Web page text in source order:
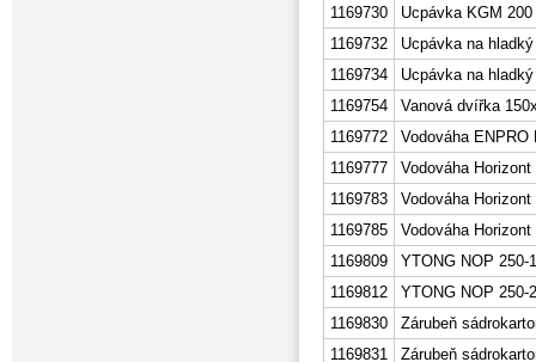
1169730
Ucpávka KGM 200
1169732
Ucpávka na
1169734
Ucpávka na
1169754
Vanová dvířka
1169772
Vodováha
1169777
Vodováha
1169783
Vodováha
1169785
Vodováha
1169809
YTONG NOP 250-
1169812
YTONG NOP 250-
1169830
Zárubeň
1169831
Zárubeň